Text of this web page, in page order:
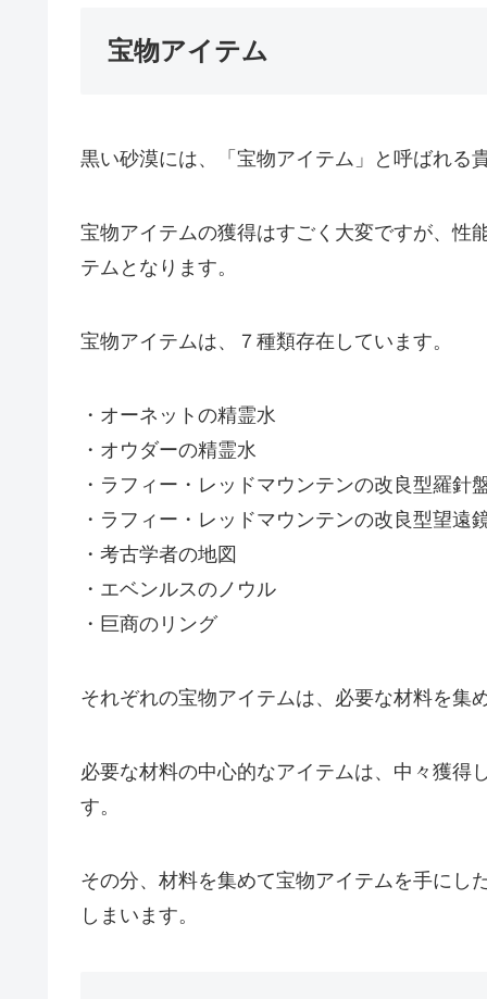
宝物アイテム
黒い砂漠には、「宝物アイテム」と呼ばれる
宝物アイテムの獲得はすごく大変ですが、性
テムとなります。
宝物アイテムは、７種類存在しています。
・オーネットの精霊水
・オウダーの精霊水
・ラフィー・レッドマウンテンの改良型羅針
・ラフィー・レッドマウンテンの改良型望遠
・考古学者の地図
・エベンルスのノウル
・巨商のリング
それぞれの宝物アイテムは、必要な材料を集
必要な材料の中心的なアイテムは、中々獲得
す。
その分、材料を集めて宝物アイテムを手にし
しまいます。